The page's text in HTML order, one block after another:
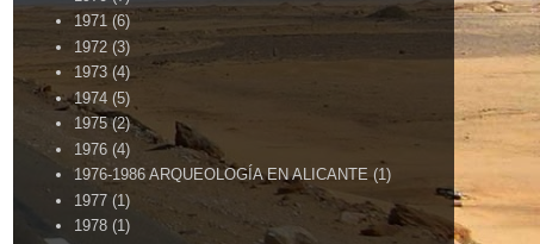
1971 (6)
1972 (3)
1973 (4)
1974 (5)
1975 (2)
1976 (4)
1976-1986 ARQUEOLOGÍA EN ALICANTE (1)
1977 (1)
1978 (1)